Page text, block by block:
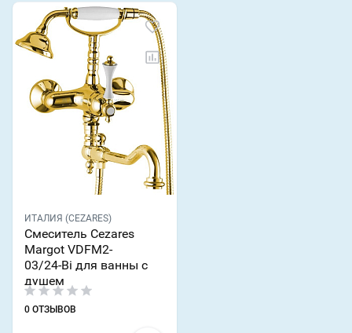
ИТАЛИЯ (CEZARES)
Смеситель Cezares
Margot VDFM2-
03/24-Bi для ванны с
душем
0 ОТЗЫВОВ